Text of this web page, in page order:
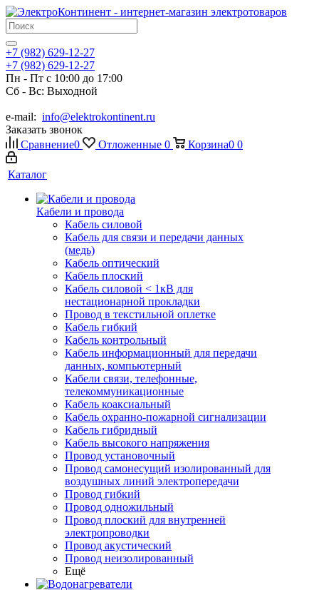
+7 (982) 629-12-27
+7 (982) 629-12-27
Пн - Пт с 10:00 до 17:00
Сб - Вс: Выходной
e-mail: info@elektrokontinent.ru
Заказать звонок
Сравнение0 Отложенные 0 Корзина0 0
Каталог
Кабели и провода
Кабель силовой
Кабель для связи и передачи данных
(медь)
Кабель оптический
Кабель плоский
Кабель силовой < 1кВ для
нестационарной прокладки
Провод в текстильной оплетке
Кабель гибкий
Кабель контрольный
Кабель информационный для передачи
данных, компьютерный
Кабели связи, телефонные,
телекоммуникационные
Кабель коаксиальный
Кабель охранно-пожарной сигнализации
Кабель гибридный
Кабель высокого напряжения
Провод установочный
Провод самонесущий изолированный для
воздушных линий электропередачи
Провод гибкий
Провод одножильный
Провод плоский для внутренней
электропроводки
Провод акустический
Провод неизолированный
Ещё